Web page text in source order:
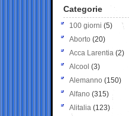
Categorie
100 giorni (5)
Aborto (20)
Acca Larentia (2)
Alcool (3)
Alemanno (150)
Alfano (315)
Alitalia (123)